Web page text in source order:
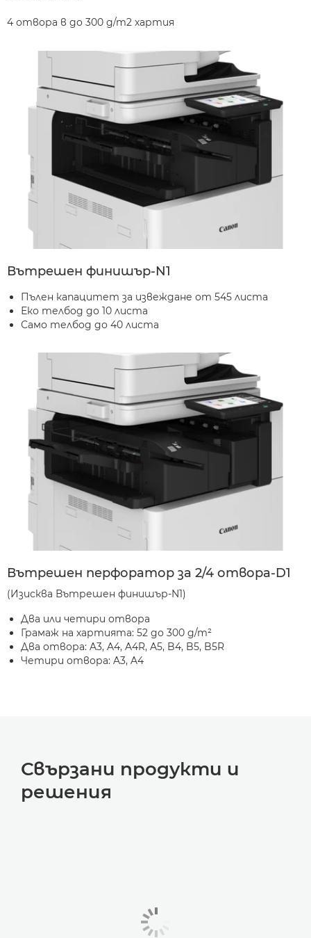
4 отвора в до 300 g/m2 хартия
Вътрешен финишър-N1
Пълен капацитет за извеждане от 545 листа
Еко телбод до 10 листа
Само телбод до 40 листа
Вътрешен перфоратор за 2/4 отвора-D1
(Изисква Вътрешен финишър-N1)
Два или четири отвора
Грамаж на хартията: 52 до 300 g/m²
Два отвора: A3, A4, A4R, A5, B4, B5, B5R
Четири отвора: A3, A4
Свързани продукти и
решения